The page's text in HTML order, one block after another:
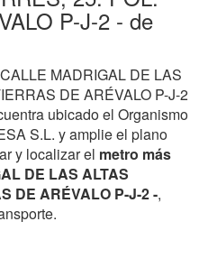
P-J-2 - de
MADRIGAL DE LAS
DE ARÉVALO P-J-2
ubicado el Organismo
S.L. y amplie el plano
y localizar el metro más
DE LAS ALTAS
DE ARÉVALO P-J-2 -,